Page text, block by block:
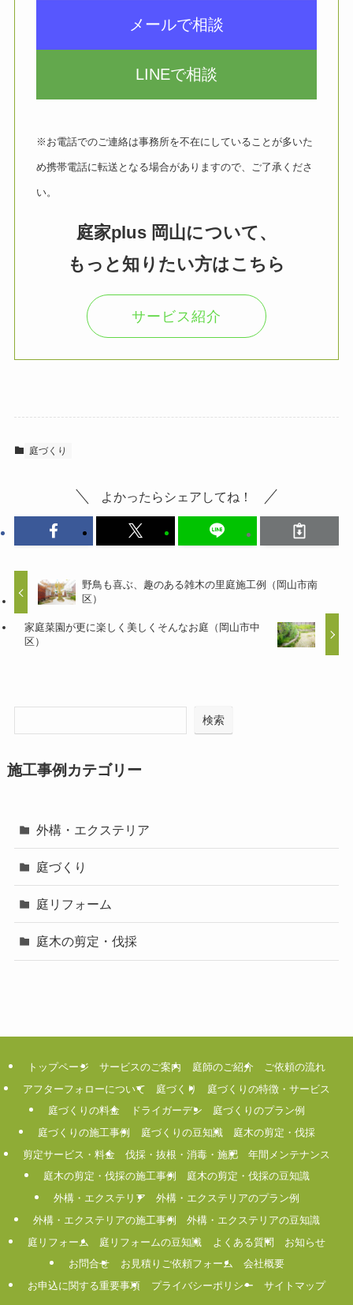
メールで相談
LINEで相談
※お電話でのご連絡は事務所を不在にしていることが多いた
め携帯電話に転送となる場合がありますので、ご了承くださ
い。
庭家plus 岡山について、
もっと知りたい方はこちら
サービス紹介
庭づくり
よかったらシェアしてね！
野鳥も喜ぶ、趣のある雑木の里庭施工例（岡山市南
区）
家庭菜園が更に楽しく美しくそんなお庭（岡山市中
区）
検索
施工事例カテゴリー
外構・エクステリア
庭づくり
庭リフォーム
庭木の剪定・伐採
トップページ サービスのご案内 庭師のご紹介
ご依頼の流れ
アフターフォローについて
庭づくり
庭づくりの特徴・サービス
庭づくりの料金
ドライガーデン
庭づくりのプラン例
庭づくりの施工事例
庭づくりの豆知識
庭木の剪定・伐採
剪定サービス・料金
伐採・抜根・消毒・施肥
年間メンテナンス
庭木の剪定・伐採の施工事例
庭木の剪定・伐採の豆知識
外構・エクステリア
外構・エクステリアのプラン例
外構・エクステリアの施工事例
外構・エクステリアの豆知識
庭リフォーム
庭リフォームの豆知識 よくある質問
お知らせ
お問合せ
お見積りご依頼フォーム
会社概要
お申込に関する重要事項
プライバシーポリシー サイトマップ